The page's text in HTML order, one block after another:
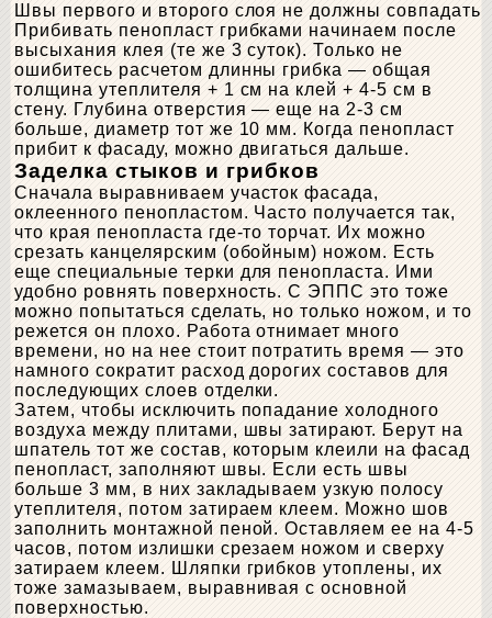
Швы первого и второго слоя не должны совпадать
Прибивать пенопласт грибками начинаем после
высыхания клея (те же 3 суток). Только не
ошибитесь расчетом длинны грибка — общая
толщина утеплителя + 1 см на клей + 4-5 см в
стену. Глубина отверстия — еще на 2-3 см
больше, диаметр тот же 10 мм. Когда пенопласт
прибит к фасаду, можно двигаться дальше.
Заделка стыков и грибков
Сначала выравниваем участок фасада,
оклеенного пенопластом. Часто получается так,
что края пенопласта где-то торчат. Их можно
срезать канцелярским (обойным) ножом. Есть
еще специальные терки для пенопласта. Ими
удобно ровнять поверхность. С ЭППС это тоже
можно попытаться сделать, но только ножом, и то
режется он плохо. Работа отнимает много
времени, но на нее стоит потратить время — это
намного сократит расход дорогих составов для
последующих слоев отделки.
Затем, чтобы исключить попадание холодного
воздуха между плитами, швы затирают. Берут на
шпатель тот же состав, которым клеили на фасад
пенопласт, заполняют швы. Если есть швы
больше 3 мм, в них закладываем узкую полосу
утеплителя, потом затираем клеем. Можно шов
заполнить монтажной пеной. Оставляем ее на 4-5
часов, потом излишки срезаем ножом и сверху
затираем клеем. Шляпки грибков утоплены, их
тоже замазываем, выравнивая с основной
поверхностью.